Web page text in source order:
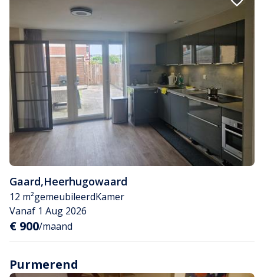
Gaard,Heerhugowaard
12 m²gemeubileerdKamer
Vanaf 1 Aug 2026
€ 900/maand
Purmerend